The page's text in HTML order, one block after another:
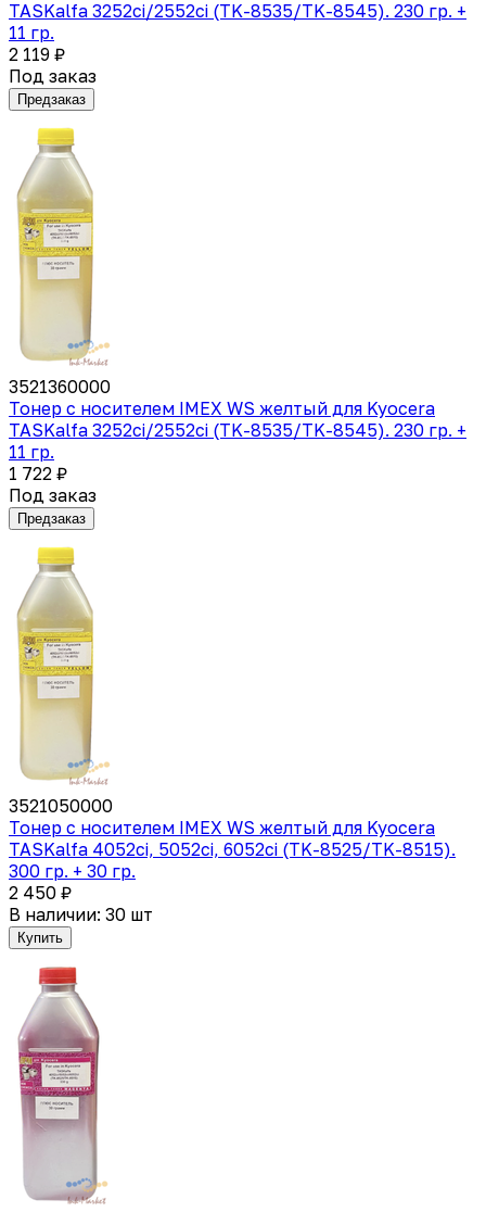
TASKalfa 3252ci/2552ci (TK-8535/TK-8545). 230 гр. +
11 гр.
2 119 ₽
Под заказ
Предзаказ
3521360000
Тонер с носителем IMEX WS желтый для Kyocera
TASKalfa 3252ci/2552ci (TK-8535/TK-8545). 230 гр. +
11 гр.
1 722 ₽
Под заказ
Предзаказ
3521050000
Тонер с носителем IMEX WS желтый для Kyocera
TASKalfa 4052ci, 5052ci, 6052ci (TK-8525/TK-8515).
300 гр. + 30 гр.
2 450 ₽
В наличии: 30 шт
Купить